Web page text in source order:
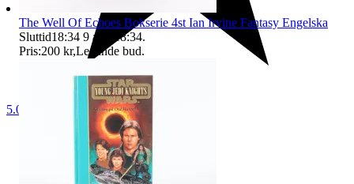
5.0
The Well Of Echoes Bokserie 4st Ian Irvine Fantasy Engelska
Sluttid18:34 9 aug 18:34.
Pris:200 kr,Ledande bud.